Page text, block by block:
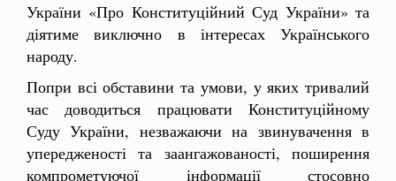
України «Про Конституційний Суд України» та
діятиме виключно в інтересах Українського
народу.
Попри всі обставини та умови, у яких тривалий
час доводиться працювати Конституційному
Суду України, незважаючи на звинувачення в
упередженості та заангажованості, поширення
компрометуючої інформації стосовно